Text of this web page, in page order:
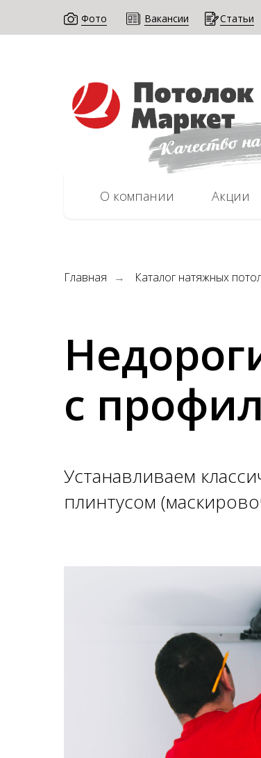
Фото Вак Ансии Статьи
О компании Акции
Главная → Каталог натяжных
с
Устанавливаем
плинтусом